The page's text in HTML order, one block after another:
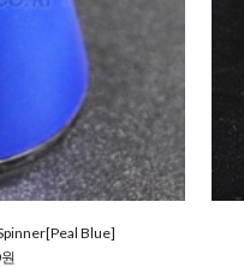
Blue]